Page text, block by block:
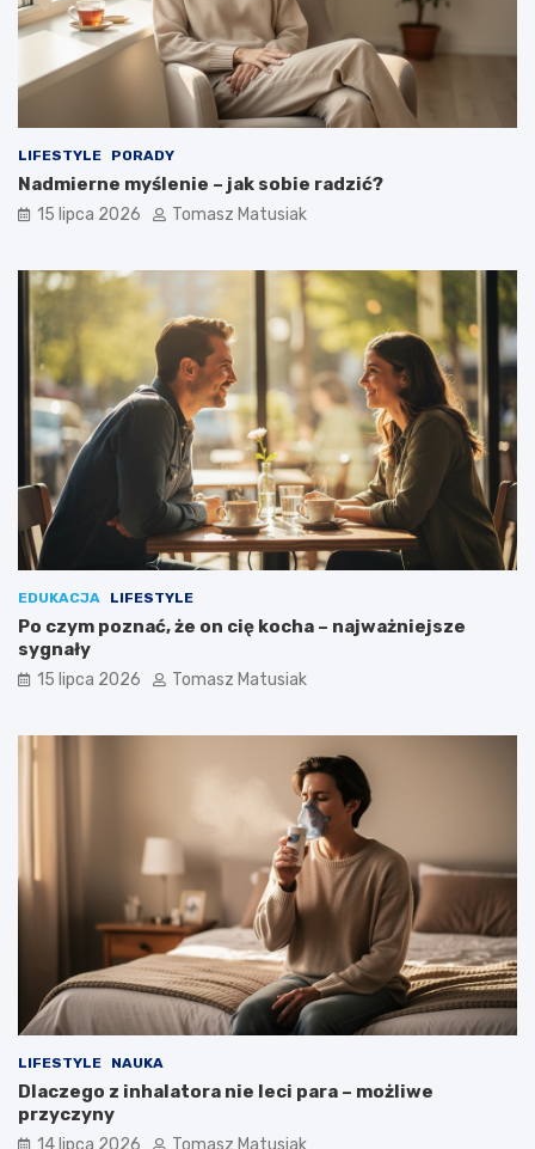
LIFESTYLE PORADY
Nadmierne myślenie – jak sobie radzić?
15 lipca 2026 Tomasz Matusiak
EDUKACJA LIFESTYLE
Po czym poznać, że on cię kocha – najważniejsze
sygnały
15 lipca 2026 Tomasz Matusiak
LIFESTYLE NAUKA
Dlaczego z inhalatora nie leci para – możliwe
przyczyny
14 lipca 2026 Tomasz Matusiak